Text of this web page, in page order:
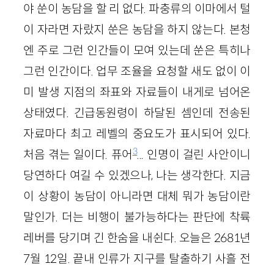
야 쑨이 농담을 할 리 없다. 파충류의 이마에서 털
이 자라면 자랐지 쑨은 농담을 하지 않는다. 본청
엔 주로 그런 인간들이 모여 있는데 쑨은 특히나
그런 인간이다. 업무 조율을 요청할 새도 없이 이
미 발생 지점의 좌표와 자료들이 내게로 넘어온
상태였다. 긴급동원령이 하달된 셈인데 전송된
자료마다 최고 레벨의 중요도가 표시되어 있다.
처음 겪는 일이다. 퓨어3... 인명이 걸린 사안이니
당연하다 여길 수 있겠으나, 나는 생각한다. 지금
이 상황이 농담이 아니라면 대체 뭐가 농담이란
말인가. 더는 비행이 불가능하다는 판단에 착륙
레버를 당기며 긴 한숨을 내쉰다. 오늘은 2681년
7월 12일. 끝내 인류가 지구를 탈출하기 사흘 전